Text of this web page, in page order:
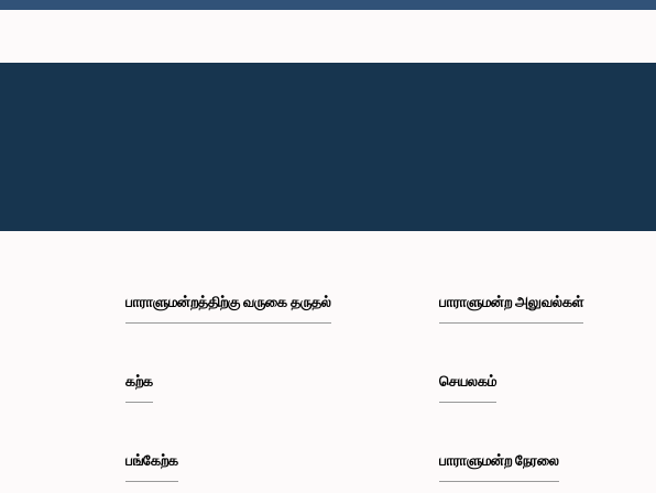
பாராளுமன்றத்திற்கு வருகை தருதல்
கற்க
பங்கேற்க
பாராளுமன்ற அலுவல்கள்
செயலகம்
பாராளுமன்ற நேரலை